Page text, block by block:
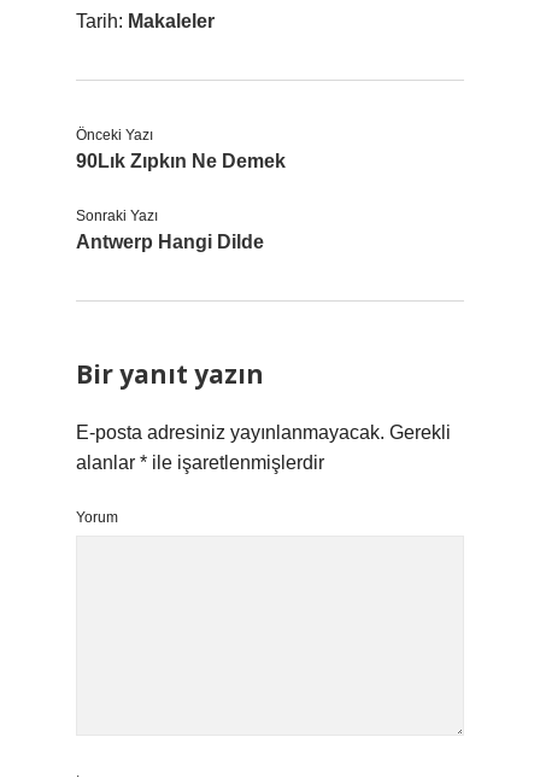
Tarih: Makaleler
Önceki Yazı
90Lık Zıpkın Ne Demek
Sonraki Yazı
Antwerp Hangi Dilde
Bir yanıt yazın
E-posta adresiniz yayınlanmayacak. Gerekli
alanlar * ile işaretlenmişlerdir
Yorum